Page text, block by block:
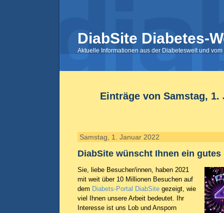
DiabSite Diabetes-
Aktuelle Informationen aus der Diabeteswelt und
Einträge von Samstag, 1.
Samstag, 1. Januar 2022
DiabSite wünscht Ihnen ein gutes
Sie, liebe Besucher/innen, haben 2021
mit weit über 10 Millionen Besuchen auf
dem Diabets-Portal DiabSite gezeigt, wie
viel Ihnen unsere Arbeit bedeutet. Ihr
Interesse ist uns Lob und Ansporn